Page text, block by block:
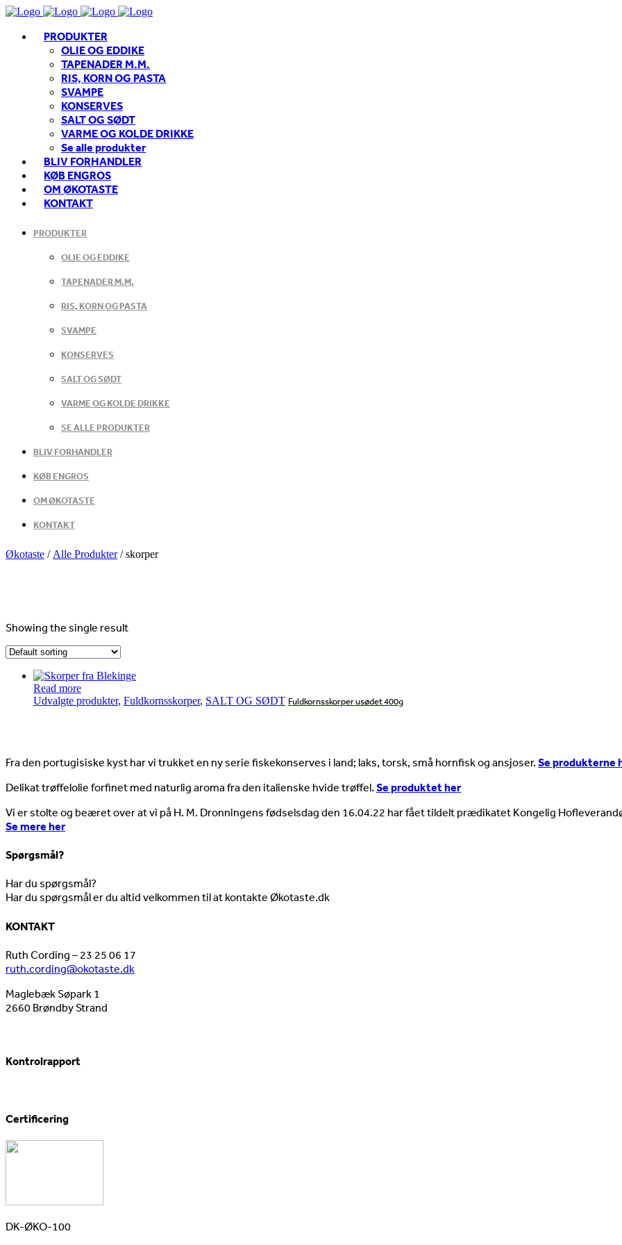
PRODUKTER
OLIE OG EDDIKE
TAPENADER M.M.
RIS, KORN OG PASTA
SVAMPE
KONSERVES
SALT OG SØDT
VARME OG KOLDE DRIKKE
Se alle produkter
BLIV FORHANDLER
KØB ENGROS
OM ØKOTASTE
KONTAKT
PRODUKTER
OLIE OG EDDIKE
TAPENADER M.M.
RIS, KORN OG PASTA
SVAMPE
KONSERVES
SALT OG SØDT
VARME OG KOLDE DRIKKE
SE ALLE PRODUKTER
BLIV FORHANDLER
KØB ENGROS
OM ØKOTASTE
KONTAKT
Økotaste / Alle Produkter/skorper
Showing the single result
Read more
Udvalgte produkter, Fuldkornsskorper, SALT OG SØDT Fuldkornsskorper usødet 400g
Fra den portugisiske kyst har vi trukket en ny serie fiskekonserves i land; laks, torsk, små hornfisk og ansjoser. Se produkterne
Delikat trøffelolie forfinet med naturlig aroma fra den italienske hvide trøffel. Se produktet her
Vi er stolte og beæret over at vi på H. M. Dronningens fødselsdag den 16.04.22 har fået tildelt prædikatet Kongelig
Se mere her
Spørgsmål?
Har du spørgsmål?
Har du spørgsmål er du altid velkommen til at kontakte Økotaste.dk
KONTAKT
Ruth Cording – 23 25 06 17
ruth.cording@okotaste.dk
Maglebæk Søpark 1
2660 Brøndby Strand
Kontrolrapport
Certificering
DK-ØKO-100